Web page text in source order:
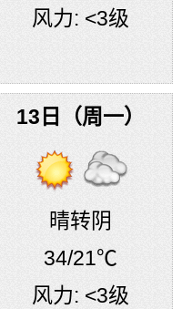
风力: <3级
13日（周一）
晴转阴
34/21℃
风力: <3级